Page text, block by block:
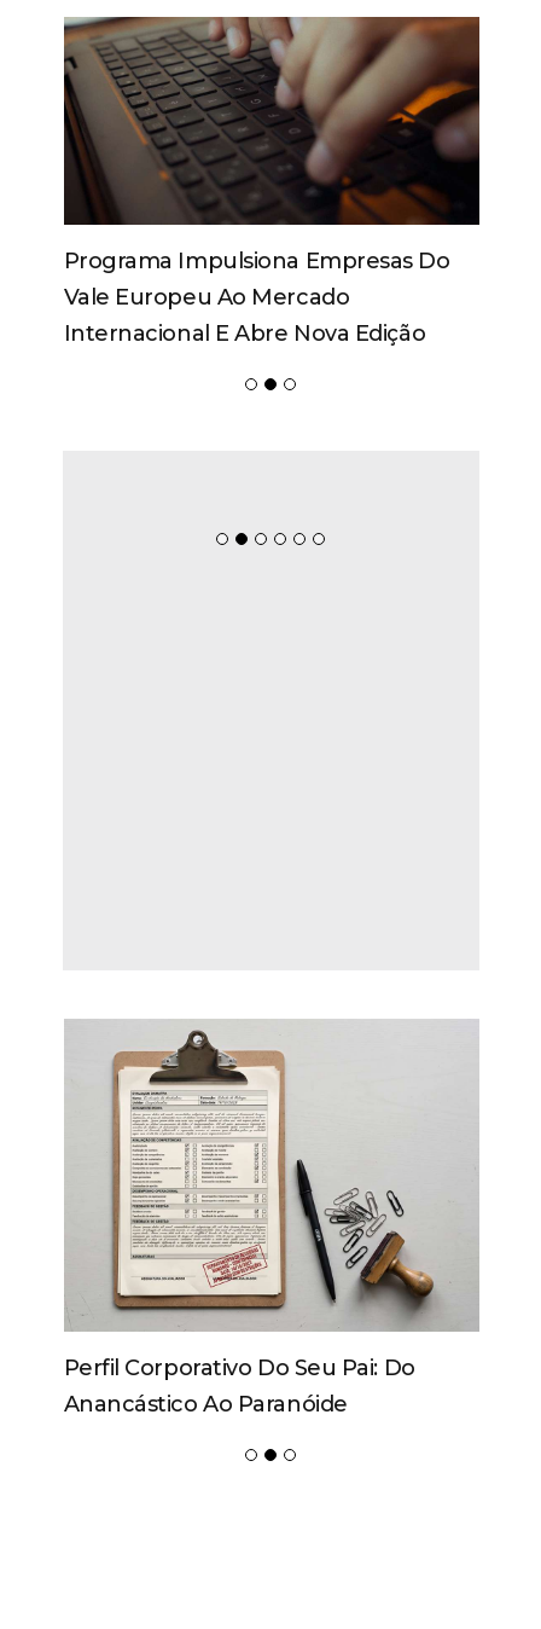
Programa Impulsiona Empresas Do
Vale Europeu Ao Mercado
Internacional E Abre Nova Edição
Perfil Corporativo Do Seu Pai: Do
Anancástico Ao Paranóide